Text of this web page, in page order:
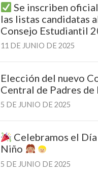
Se inscriben
las listas candidatas
Consejo Estudiantil
11 DE JUNIO DE 2025
Elección del nuevo
Central de Padres de
5 DE JUNIO DE 2025
Celebramos el
Niño
5 DE JUNIO DE 2025